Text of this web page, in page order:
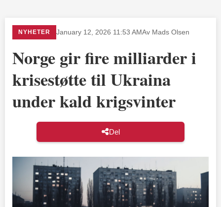
NYHETER January 12, 2026 11:53 AMAv Mads Olsen
Norge gir fire milliarder i
krisestøtte til Ukraina
under kald krigsvinter
Del